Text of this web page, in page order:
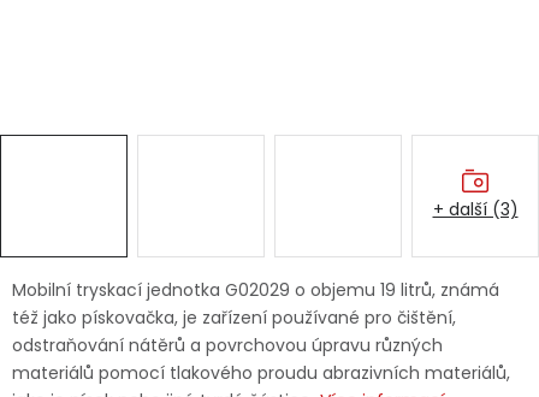
Značky
Mobilní tryskací jednotka G02029 o objemu 19 litrů, známá
též jako pískovačka, je zařízení používané pro čištění,
odstraňování nátěrů a povrchovou úpravu různých
materiálů pomocí tlakového proudu abrazivních materiálů,
+ další (3)